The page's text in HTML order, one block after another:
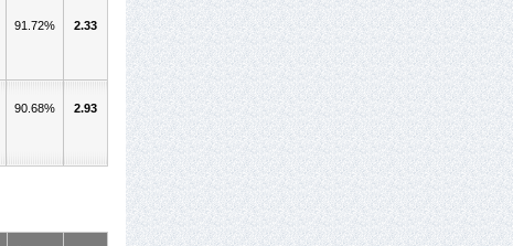
91.72% 2.33
90.68% 2.93